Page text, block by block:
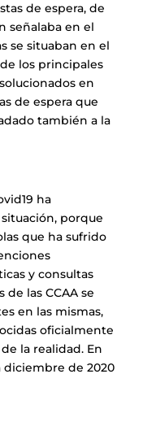
de espera, de
señalaba en el
se situaban en el
los principales
en
de espera que
también a la
ha
porque
que ha sufrido
y consultas
las CCAA se
en las mismas,
oficialmente
la realidad. En
diciembre de 2020